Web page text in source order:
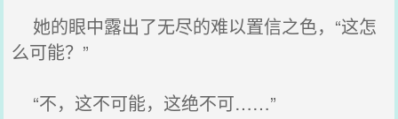
她的眼中露出了无尽的难以置信之色，“这怎
么可能？”
“不，这不可能，这绝不可……”